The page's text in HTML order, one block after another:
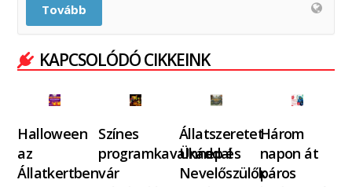
Tovább
KAPCSOLÓDÓ CIKKEINK
Halloween
az
Állatkertben
Színes
programkavalkáddal
vár
Állatszeretet
Ünnep és
Nevelőszülők
Három
napon át
páros